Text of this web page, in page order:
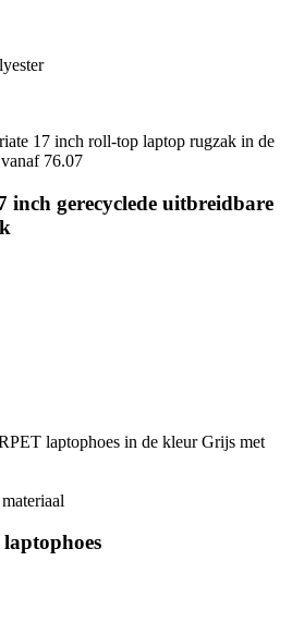
inch gerecyclede uitbreidbare